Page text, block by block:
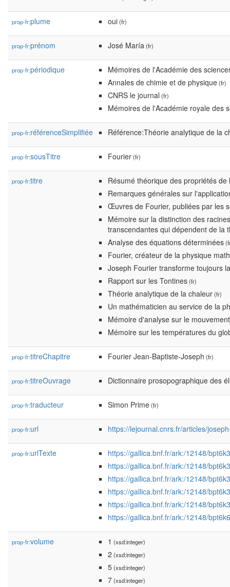
prop-fr:plume oui(fr)
prop-fr:prénom José María(fr)
prop-fr:périodique
Mémoires de l'Académie des
Annales de chimie et de physique(fr)
CNRS le journal (fr)
Mémoires de l'Académie royale des
prop-fr:référenceSimplifiée Référence:Théorie analytique de la
prop-fr:sousTitre Fourier(fr)
prop-fr:titre
Résumé théorique des propriétés
Remarques générales sur
Œuvres de Fourier, publiées par les
Mémoire sur la distinction des
transcendantes qui dépendent de la
Analyse des équations déterminées
Fourier, créateur de la physique
Joseph Fourier transforme toujours
Rapport sur les Tontines(fr)
Théorie analytique de la chaleur(fr)
Un mathématicien au service de la
Mémoire d'analyse sur le
Mémoire sur les températures du
prop-fr:titreChapitre Fourier Jean-Baptiste-Joseph (fr)
prop-fr:titreOuvrage Dictionnaire prosopographique des
prop-fr:traducteur Simon Prime(fr)
prop-fr:url https://lejournal.cnrs.fr/articles/
prop-fr:urlTexte
https://gallica.bnf.fr/ark:/12148/
https://gallica.bnf.fr/ark:/12148/
https://gallica.bnf.fr/ark:/12148/
https://gallica.bnf.fr/ark:/12148/
https://gallica.bnf.fr/ark:/12148/
https://gallica.bnf.fr/ark:/12148/
prop-fr:volume 1 (xsd:integer)
2 (xsd:integer)
5(xsd:integer)
7(xsd:integer)